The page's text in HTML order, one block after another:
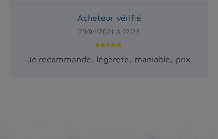
Acheteur vérifié
29/04/2021 à 22:23
Je recommande, légèreté, maniable, prix